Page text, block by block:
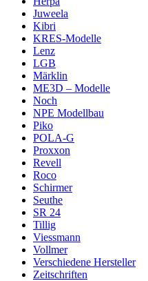
Juweela
Kibri
KRES-Modelle
Lenz
LGB
Märklin
ME3D – Modelle
Noch
NPE Modellbau
Piko
POLA-G
Proxxon
Revell
Roco
Schirmer
Seuthe
SR 24
Tillig
Viessmann
Vollmer
Verschiedene Hersteller
Zeitschriften